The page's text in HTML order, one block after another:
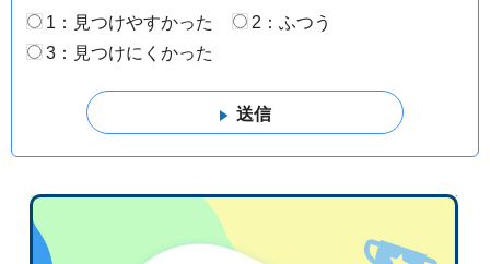
1：見つけやすかった
2：ふつう
3：見つけにくかった